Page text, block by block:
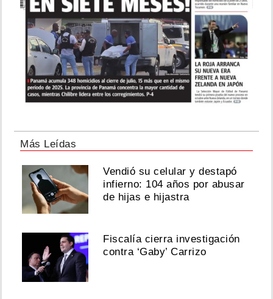
Más Leídas
Vendió su celular y destapó
infierno: 104 años por abusar
de hijas e hijastra
Fiscalía cierra investigación
contra ‘Gaby’ Carrizo